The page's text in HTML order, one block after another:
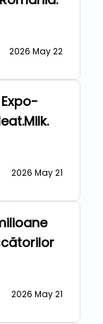
2026 May 22
2026 May 21
2026 May 21